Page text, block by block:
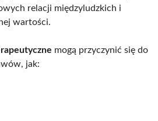
relacji międzyludzkich i
wartości.
mogą przyczynić się do
jak: